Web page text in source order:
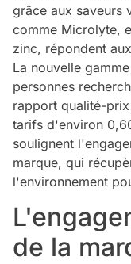
grâce aux saveurs
comme Microlyte,
zinc, répondent
La nouvelle
personnes
rapport qualité-
tarifs d'environ
soulignent
marque, qui
l'environnement
de la